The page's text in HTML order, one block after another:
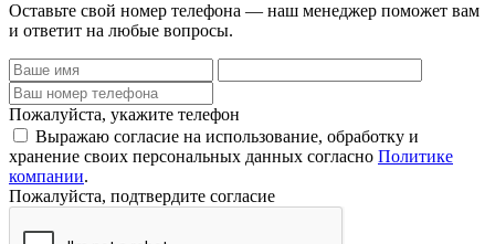
Оставьте свой номер телефона — наш менеджер поможет вам
и ответит на любые вопросы.
Пожалуйста, укажите телефон
Выражаю согласие на использование, обработку и
хранение своих персональных данных согласно Политике
компании.
Пожалуйста, подтвердите согласие